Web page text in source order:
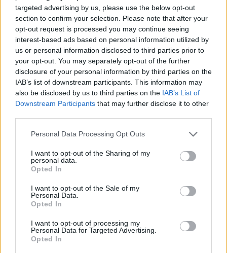
targeted advertising by us, please use the below opt-out
section to confirm your selection. Please note that after your
opt-out request is processed you may continue seeing
interest-based ads based on personal information utilized by
us or personal information disclosed to third parties prior to
your opt-out. You may separately opt-out of the further
disclosure of your personal information by third parties on the
IAB’s list of downstream participants. This information may
also be disclosed by us to third parties on the IAB’s List of
Downstream Participants that may further disclose it to other
Personal Data Processing Opt Outs
I want to opt-out of the Sharing of my
personal data.
Opted In
I want to opt-out of the Sale of my
Personal Data.
Opted In
I want to opt-out of processing my
Personal Data for Targeted Advertising.
Opted In
Lietuva
Pirmoji atkurtos
nepriklausomos Lietuvos
premjerė atgulė amžinojo
Lietuva
Statybos inspekcija
Pinskų sodyboje nustatė
dar vieną pažeidimą: